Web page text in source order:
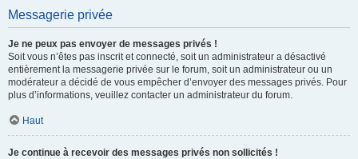
Messagerie privée
Je ne peux pas envoyer de messages privés !
Soit vous n’êtes pas inscrit et connecté, soit un administrateur a désactivé
entièrement la messagerie privée sur le forum, soit un administrateur ou un
modérateur a décidé de vous empêcher d’envoyer des messages privés. Pour
plus d’informations, veuillez contacter un administrateur du forum.
Haut
Je continue à recevoir des messages privés non sollicités !